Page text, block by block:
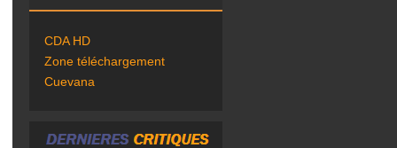
CDA HD
Zone téléchargement
Cuevana